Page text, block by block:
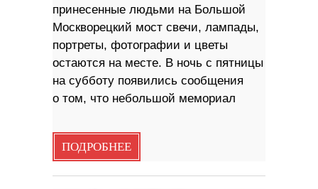
принесенные людьми на Большой
Москворецкий мост свечи, лампады,
портреты, фотографии и цветы
остаются на месте. В ночь с пятницы
на субботу появились сообщения
о том, что небольшой мемориал
ПОДРОБНЕЕ